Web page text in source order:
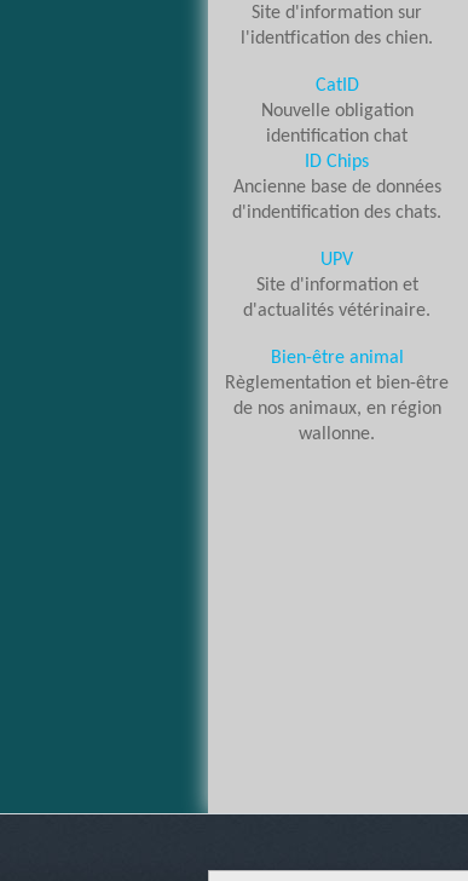
Site d'information sur
l'identfication des chien.
CatID
Nouvelle obligation
identification chat
ID Chips
Ancienne base de données
d'indentification des chats.
UPV
Site d'information et
d'actualités vétérinaire.
Bien-être animal
Règlementation et bien-être
de nos animaux, en région
wallonne.